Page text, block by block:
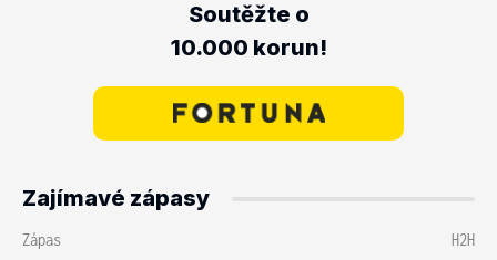
Soutěžte o
10.000 korun!
Zajímavé zápasy
Zápas
H2H